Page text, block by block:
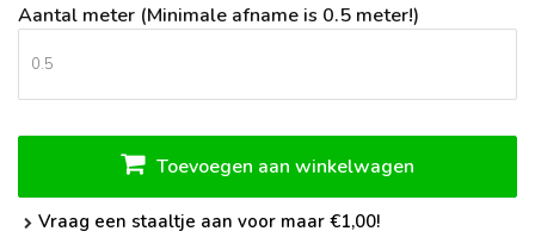
Aantal meter (Minimale afname is 0.5 meter!)
Toevoegen aan winkelwagen
Vraag een staaltje aan voor maar €1,00!